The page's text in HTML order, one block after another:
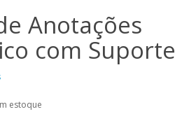
Anotações
com Suporte
estoque